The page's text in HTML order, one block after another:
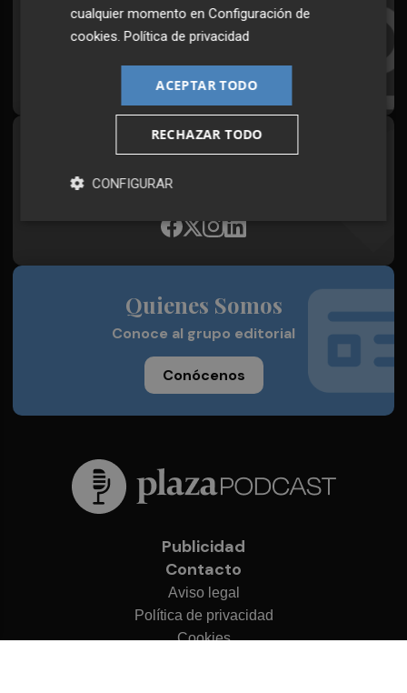
Todos los días a primera hora en tu email
Síguenos en redes
Plaza Podcast, desde cualquier medio
Quienes Somos
Conoce al grupo editorial
Conócenos
Publicidad
Contacto
Aviso legal
Política de privacidad
Cookies
cualquier momento enConfiguración de
cookies.Política de privacidad
ACEPTAR TODO
RECHAZAR TODO
CONFIGURAR